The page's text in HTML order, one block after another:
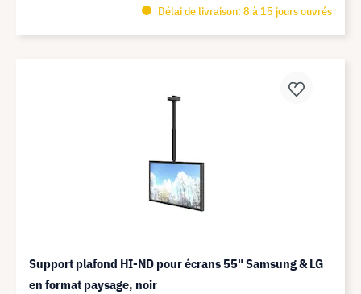
Délai de livraison: 8 à 15 jours ouvrés
Support plafond HI-ND pour écrans 55" Samsung & LG
en format paysage, noir